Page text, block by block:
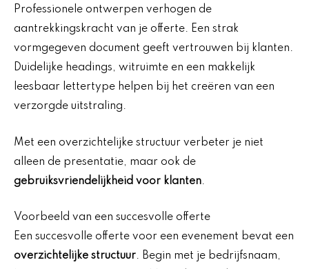
Professionele ontwerpen verhogen de
aantrekkingskracht van je offerte. Een strak
vormgegeven document geeft vertrouwen bij klanten.
Duidelijke headings, witruimte en een makkelijk
leesbaar lettertype helpen bij het creëren van een
verzorgde uitstraling.
Met een overzichtelijke structuur verbeter je niet
alleen de presentatie, maar ook de
gebruiksvriendelijkheid voor klanten.
Voorbeeld van een succesvolle offerte
Een succesvolle offerte voor een evenement bevat een
overzichtelijke structuur. Begin met je bedrijfsnaam,